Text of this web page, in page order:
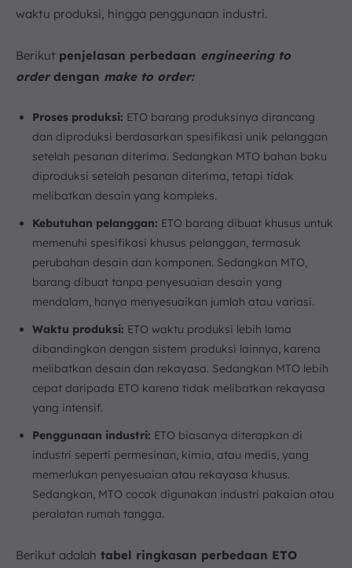
waktu produksi, hingga penggunaan industri.
Berikut penjelasan perbedaan engineering to
orderdengan make to order:
Proses produksi: ETO barang produksinya dirancang
dan diproduksi berdasarkan spesifikasi unik pelanggan
setelah pesanan diterima. Sedangkan MTO bahan baku
diproduksi setelah pesanan diterima, tetapi tidak
melibatkan desain yang kompleks.
Kebutuhan pelanggan: ETO barang dibuat khusus untuk
memenuhi spesifikasi khusus pelanggan, termasuk
perubahan desain dan komponen. Sedangkan MTO,
barang dibuat tanpa penyesuaian desain yang
mendalam, hanya menyesuaikan jumlah atau variasi.
Waktu produksi: ETO waktu produksi lebih lama
dibandingkan dengan sistem produksi lainnya, karena
melibatkan desain dan rekayasa. Sedangkan MTO lebih
cepat daripada ETO karena tidak melibatkan rekayasa
yang intensif.
Penggunaan industri: ETO biasanya diterapkan di
industri seperti permesinan, kimia, atau medis, yang
memerlukan penyesuaian atau rekayasa khusus.
Sedangkan, MTO cocok digunakan industri pakaian atau
peralatan rumah tangga.
Berikut adalah tabel ringkasan perbedaan ETO